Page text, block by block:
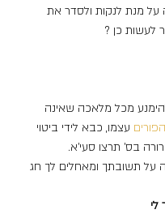
על מנת לנקות ולסדר את
לעשות כן ?
מכל מלאכה שאינה
עצמו, כבא לידי ביטוי
בס’ תרצו סעי’א.
על תשובתך ומאחלים לך חג
לי